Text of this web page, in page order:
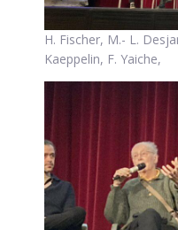
H. Fischer, M.- L.
Kaeppelin, F. Yaiche,